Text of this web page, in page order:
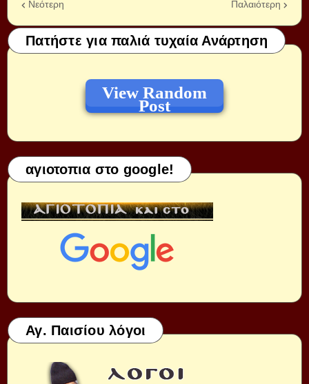
Νεότερη Παλαιότερη
Πατήστε για παλιά τυχαία Ανάρτηση
View Random
Post
αγιοτοπια στο google!
Αγ. Παισίου λόγοι